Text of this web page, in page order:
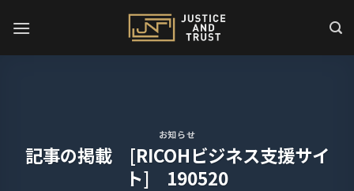
お知らせ
記事の掲載 [RICOHビジネス支援サイ
ト] 190520